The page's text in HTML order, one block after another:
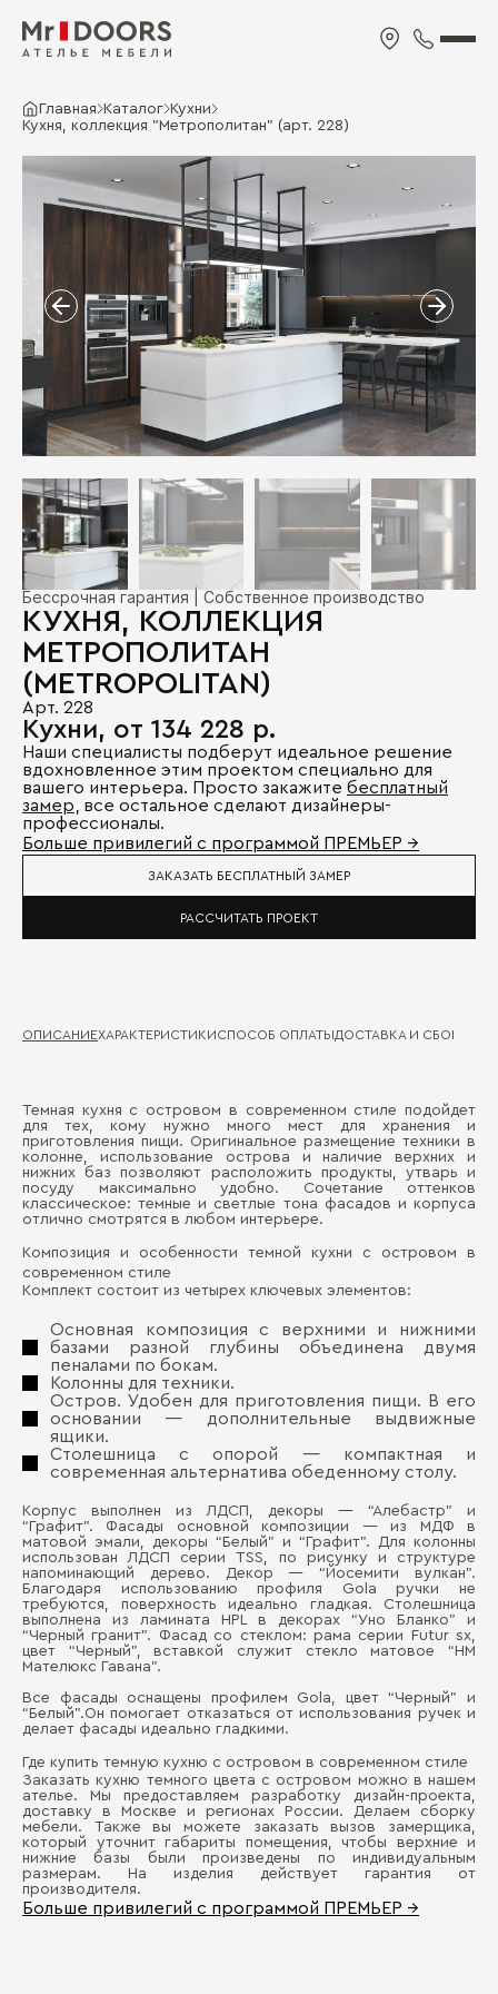
Главная Каталог Кухни
Кухня, коллекция "Метрополитан" (арт. 228)
Бессрочная гарантия | Собственное производство
КУХНЯ, КОЛЛЕКЦИЯ
МЕТРОПОЛИТАН
(METROPOLITAN)
Арт. 228
Кухни, от 134 228 р.
Наши специалисты подберут идеальное решение
вдохновленное этим проектом специально для
вашего интерьера. Просто закажите бесплатный
замер , все остальное сделают дизайнеры-
профессионалы.
Больше привилегий с программой ПРЕМЬЕР →
ЗАКАЗАТЬ БЕСПЛАТНЫЙ ЗАМЕР
РАССЧИТАТЬ ПРОЕКТ
ОПИСАНИЕХАРАКТЕРИСТИКИСПОСОБ ОПЛАТЫДОСТАВКА И СБОРКА
Темная кухня с островом в современном стиле подойдет
для тех, кому нужно много мест для хранения и
приготовления пищи. Оригинальное размещение техники в
колонне, использование острова и наличие верхних и
нижних баз позволяют расположить продукты, утварь и
посуду максимально удобно. Сочетание оттенков
классическое: темные и светлые тона фасадов и корпуса
отлично смотрятся в любом интерьере.
Композиция и особенности темной кухни с островом в
современном стиле
Комплект состоит из четырех ключевых элементов:
Основная композиция с верхними и нижними
базами разной глубины объединена двумя
пеналами по бокам.
Колонны для техники.
Остров. Удобен для приготовления пищи. В его
основании — дополнительные выдвижные
ящики.
Столешница с опорой — компактная и
современная альтернатива обеденному столу.
Корпус выполнен из ЛДСП, декоры — “Алебастр” и
“Графит”. Фасады основной композиции — из МДФ в
матовой эмали, декоры “Белый” и “Графит”. Для колонны
использован ЛДСП серии TSS, по рисунку и структуре
напоминающий дерево. Декор — “Йосемити вулкан”.
Благодаря использованию профиля Gola ручки не
требуются, поверхность идеально гладкая. Столешница
выполнена из ламината HPL в декорах “Уно Бланко” и
“Черный гранит”. Фасад со стеклом: рама серии Futur sx,
цвет “Черный”, вставкой служит стекло матовое “HM
Мателюкс Гавана”.
Все фасады оснащены профилем Gola, цвет “Черный” и
“Белый”.Он помогает отказаться от использования ручек и
делает фасады идеально гладкими.
Где купить темную кухню с островом в современном стиле
Заказать кухню темного цвета с островом можно в нашем
ателье. Мы предоставляем разработку дизайн-проекта,
доставку в Москве и регионах России. Делаем сборку
мебели. Также вы можете заказать вызов замерщика,
который уточнит габариты помещения, чтобы верхние и
нижние базы были произведены по индивидуальным
размерам. На изделия действует гарантия от
производителя.
Больше привилегий с программой ПРЕМЬЕР →